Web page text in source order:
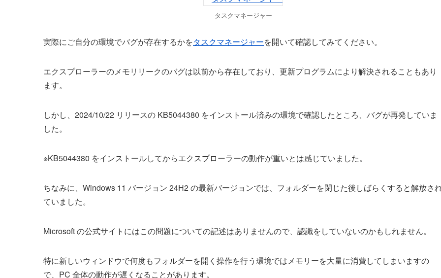
タスクマネージャー
実際にご自分の環境でバグが存在するかをタスクマネージャーを開いて確認してみてください。
エクスプローラーのメモリリークのバグは以前から存在しており、更新プログラムにより解決されることもあり
ます。
しかし、2024/10/22 リリースの KB5044380 をインストール済みの環境で確認したところ、バグが再発していま
した。
※KB5044380 をインストールしてからエクスプローラーの動作が重いとは感じていました。
ちなみに、Windows 11 バージョン 24H2 の最新バージョンでは、フォルダーを閉じた後しばらくすると解放さ
ていました。
Microsoft の公式サイトにはこの問題についての記述はありませんので、認識をしていないのかもしれません。
特に新しいウィンドウで何度もフォルダーを開く操作を行う環境ではメモリーを大量に消費してしまいますの
で、PC 全体の動作が遅くなることがあります。